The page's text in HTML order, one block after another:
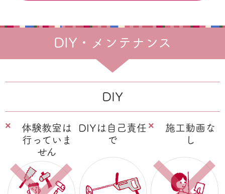
DIY・メンテナンス
DIY
体験教室は
行っていま
せん
DIYは自己責任
で
施工動画な
し